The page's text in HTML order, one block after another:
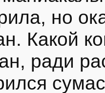
но
Какой
ради